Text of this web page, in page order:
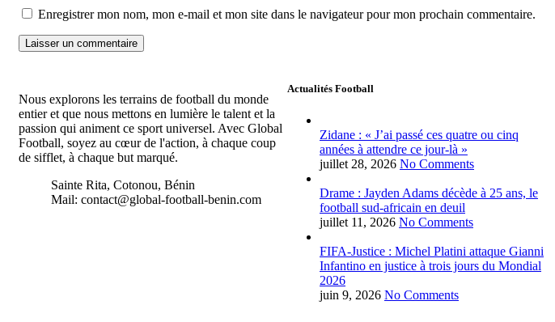
Enregistrer mon nom, mon e-mail et mon site dans le navigateur pour mon prochain commentaire.
Nous explorons les terrains de football du monde
entier et que nous mettons en lumière le talent et la
passion qui animent ce sport universel. Avec Global
Football, soyez au cœur de l'action, à chaque coup
de sifflet, à chaque but marqué.
Sainte Rita, Cotonou, Bénin
Mail: contact@global-football-benin.com
Actualités Football
Zidane : « J’ai passé ces quatre ou cinq
années à attendre ce jour-là »
juillet 28, 2026 No Comments
Drame : Jayden Adams décède à 25 ans, le
football sud-africain en deuil
juillet 11, 2026 No Comments
FIFA-Justice : Michel Platini attaque Gianni
Infantino en justice à trois jours du Mondial
2026
juin 9, 2026 No Comments